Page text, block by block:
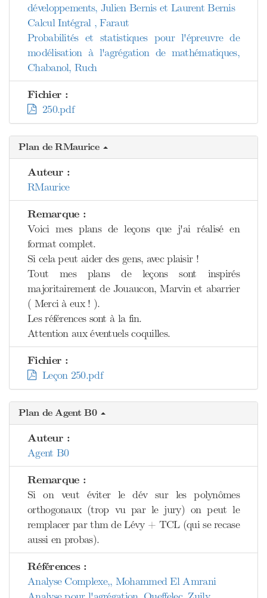
développements, Julien Bernis et Laurent Bernis
Calcul Intégral , Faraut
Probabilités et statistiques pour l'épreuvre de
modélisation à l'agrégation de mathématiques,
Chabanol, Ruch
Fichier :
250.pdf
Plan de RMaurice
Auteur :
RMaurice
Remarque :
Voici mes plans de leçons que j'ai réalisé en
format complet.
Si cela peut aider des gens, avec plaisir !
Tout mes plans de leçons sont inspirés
majoritairement de Jouaucon, Marvin et abarrier
( Merci à eux ! ).
Les références sont à la fin.
Attention aux éventuels coquilles.
Fichier :
Leçon 250.pdf
Plan de Agent B0
Auteur :
Agent B0
Remarque :
Si on veut éviter le dév sur les polynômes
orthogonaux (trop vu par le jury) on peut le
remplacer par thm de Lévy + TCL (qui se recase
aussi en probas).
Références :
Analyse Complexe,, Mohammed El Amrani